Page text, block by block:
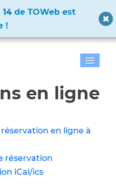
14 de TOWeb est
!
en ligne
en ligne à
réservation
iCal/ics